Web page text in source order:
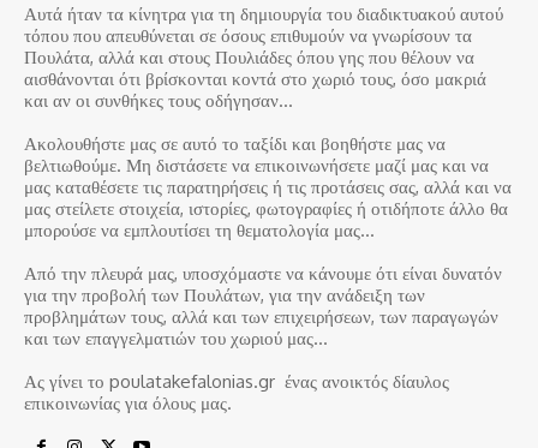
Αυτά ήταν τα κίνητρα για τη δημιουργία του διαδικτυακού αυτού
τόπου που απευθύνεται σε όσους επιθυμούν να γνωρίσουν τα
Πουλάτα, αλλά και στους Πουλιάδες όπου γης που θέλουν να
αισθάνονται ότι βρίσκονται κοντά στο χωριό τους, όσο μακριά
και αν οι συνθήκες τους οδήγησαν…
Ακολουθήστε μας σε αυτό το ταξίδι και βοηθήστε μας να
βελτιωθούμε. Μη διστάσετε να επικοινωνήσετε μαζί μας και να
μας καταθέσετε τις παρατηρήσεις ή τις προτάσεις σας, αλλά και να
μας στείλετε στοιχεία, ιστορίες, φωτογραφίες ή οτιδήποτε άλλο θα
μπορούσε να εμπλουτίσει τη θεματολογία μας…
Από την πλευρά μας, υποσχόμαστε να κάνουμε ότι είναι δυνατόν
για την προβολή των Πουλάτων, για την ανάδειξη των
προβλημάτων τους, αλλά και των επιχειρήσεων, των παραγωγών
και των επαγγελματιών του χωριού μας…
Ας γίνει το poulatakefalonias.gr ένας ανοικτός δίαυλος
επικοινωνίας για όλους μας.